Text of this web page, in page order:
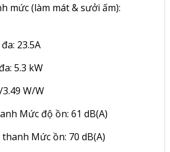
mức (làm mát & sưởi ấm):
23.5A
5.3 kW
3.49 W/W
Mức độ ồn: 61 dB(A)
Mức ồn: 70 dB(A)